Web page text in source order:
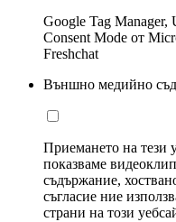
Google Tag
Consent Mode от
Freshchat
Външно медийно
Приемането на тези
показваме
съдържание,
съгласие ние
страни на този